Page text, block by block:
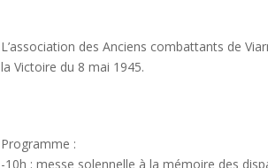
L’association des Anciens combattants de
la Victoire du 8 mai 1945.
Programme :
-10h : messe solennelle à la mémoire des